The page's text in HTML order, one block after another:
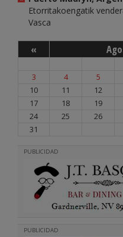
Etorritakoengatik
Vasca
«
3
4 5
10
11 12
17
18 19
24
25 26
31
PUBLICIDAD
PUBLICIDAD